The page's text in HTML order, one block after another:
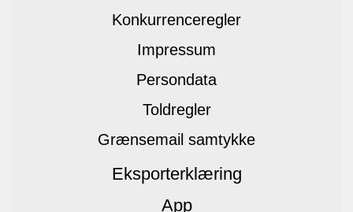
Konkurrenceregler
Impressum
Persondata
Toldregler
Grænsemail samtykke
Eksporterklæring
App